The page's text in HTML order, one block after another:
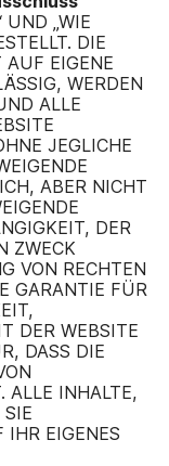
UND „WIE
DIE
AUF EIGENE
WERDEN
ALLE
JEGLICHE
ABER NICHT
DER
ZWECK
VON RECHTEN
GARANTIE FÜR
DER WEBSITE
DASS DIE
ALLE INHALTE,
IHR EIGENES